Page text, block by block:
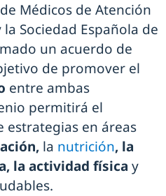
Médicos de Atención
la Sociedad Española de
un acuerdo de
de promover el
entre ambas
permitirá el
en áreas
la nutrición, la
la actividad física y